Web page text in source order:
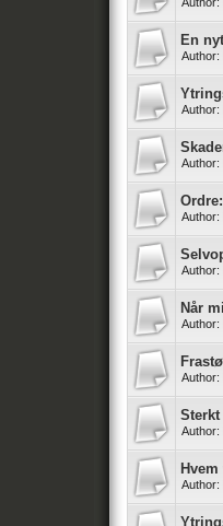
En
Author:
Author:
Author:
Author:
Author:
Når
Author:
Author:
Author:
Author: